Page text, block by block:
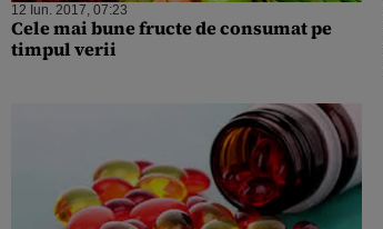
12 Iun. 2017, 07:23
Cele mai bune fructe de consumat pe
timpul verii